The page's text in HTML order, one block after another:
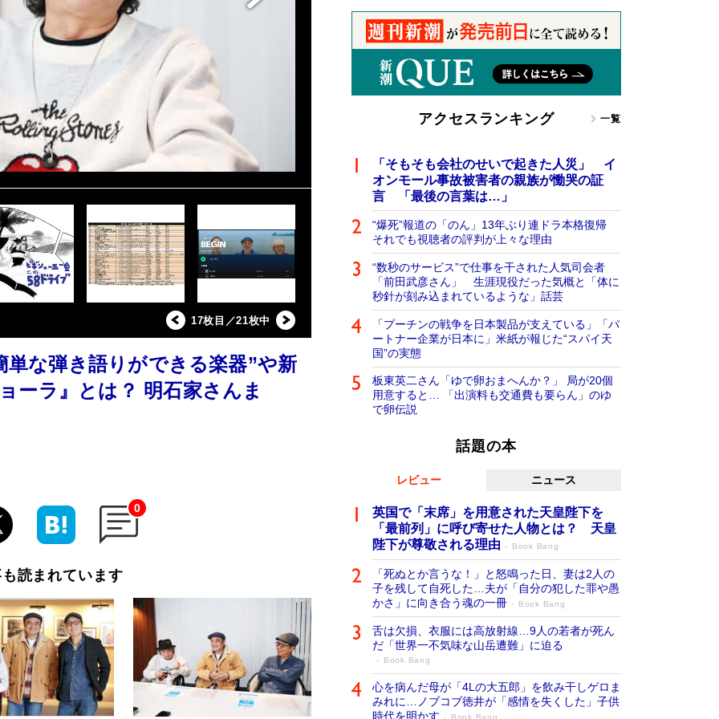
17枚目／21枚中
な弾き語りができる楽器”や新
ラ』とは？ 明石家さんま
0
読まれています
アクセスランキング 一覧
「そもそも会社のせいで起きた人災」 イ
オンモール事故被害者の親族が慟哭の証
言 「最後の言葉は…」
“爆死”報道の「のん」13年ぶり連ドラ本格復帰
それでも視聴者の評判が上々な理由
“数秒のサービス”で仕事を干された人気司会者
「前田武彦さん」 生涯現役だった気概と「体に
秒針が刻み込まれているような」話芸
「プーチンの戦争を日本製品が支えている」「パ
ートナー企業が日本に」米紙が報じた“スパイ天
国”の実態
板東英二さん「ゆで卵おまへんか？」 局が20個
用意すると… 「出演料も交通費も要らん」のゆ
で卵伝説
話題の本
レビュー ニュース
英国で「末席」を用意された天皇陛下を
「最前列」に呼び寄せた人物とは？ 天皇
陛下が尊敬される理由
Book Bang
「死ぬとか言うな！」と怒鳴った日、妻は2人の
子を残して自死した…夫が「自分の犯した罪や愚
かさ」に向き合う魂の一冊
Book Bang
舌は欠損、衣服には高放射線…9人の若者が死ん
だ「世界一不気味な山岳遭難」に迫る
Book Bang
心を病んだ母が「4Lの大五郎」を飲み干しゲロま
みれに…ノブコブ徳井が「感情を失くした」子供
時代を明かす
Book Bang